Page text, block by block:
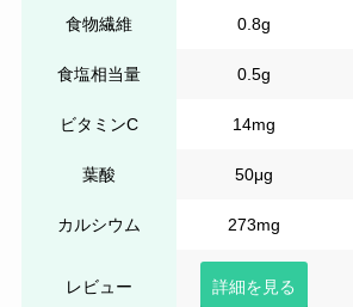
食物繊維 0.8g
食塩相当量 0.5g
ビタミンC 14mg
葉酸 50μg
カルシウム 273mg
レビュー 詳細を見る